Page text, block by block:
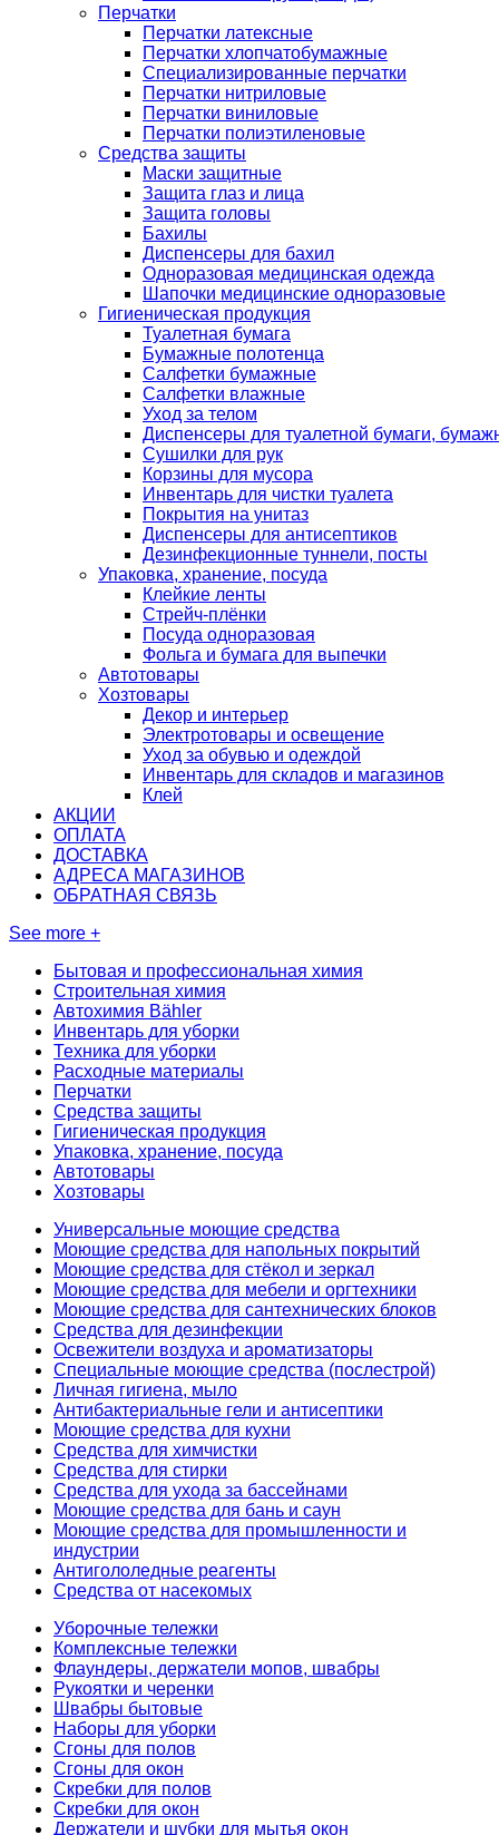
Перчатки
Перчатки латексные
Перчатки хлопчатобумажные
Специализированные перчатки
Перчатки нитриловые
Перчатки виниловые
Перчатки полиэтиленовые
Средства защиты
Маски защитные
Защита глаз и лица
Защита головы
Бахилы
Диспенсеры для бахил
Одноразовая медицинская одежда
Шапочки медицинские одноразовые
Гигиеническая продукция
Туалетная бумага
Бумажные полотенца
Салфетки бумажные
Салфетки влажные
Уход за телом
Диспенсеры для туалетной бумаги,
Сушилки для рук
Корзины для мусора
Инвентарь для чистки туалета
Покрытия на унитаз
Диспенсеры для антисептиков
Дезинфекционные туннели, посты
Упаковка, хранение, посуда
Клейкие ленты
Стрейч-плёнки
Посуда одноразовая
Фольга и бумага для выпечки
Автотовары
Хозтовары
Декор и интерьер
Электротовары и освещение
Уход за обувью и одеждой
Инвентарь для складов и магазинов
Клей
АКЦИИ
ОПЛАТА
ДОСТАВКА
АДРЕСА МАГАЗИНОВ
ОБРАТНАЯ СВЯЗЬ
See more +
Бытовая и профессиональная химия
Строительная химия
Автохимия Bähler
Инвентарь для уборки
Техника для уборки
Расходные материалы
Перчатки
Средства защиты
Гигиеническая продукция
Упаковка, хранение, посуда
Автотовары
Хозтовары
Универсальные моющие средства
Моющие средства для напольных покрытий
Моющие средства для стёкол и зеркал
Моющие средства для мебели и оргтехники
Моющие средства для сантехнических блоков
Средства для дезинфекции
Освежители воздуха и ароматизаторы
Специальные моющие средства (послестрой)
Личная гигиена, мыло
Антибактериальные гели и антисептики
Моющие средства для кухни
Средства для химчистки
Средства для стирки
Средства для ухода за бассейнами
Моющие средства для бань и саун
Моющие средства для промышленности и
индустрии
Антигололедные реагенты
Средства от насекомых
Уборочные тележки
Комплексные тележки
Флаундеры, держатели мопов, швабры
Рукоятки и черенки
Швабры бытовые
Наборы для уборки
Сгоны для полов
Сгоны для окон
Скребки для полов
Скребки для окон
Держатели и шубки для мытья окон